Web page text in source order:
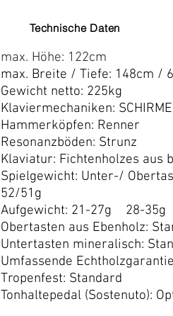
Technische Daten
max. Höhe: 122cm
max. Breite / Tiefe: 148cm /
Gewicht netto: 225kg
Klaviermechaniken:
Hammerköpfen: Renner
Resonanzböden: Strunz
Klaviatur: Fichtenholzes aus
Spielgewicht: Unter-/
52/51g
Aufgewicht: 21-27g 28-35g
Obertasten aus Ebenholz:
Untertasten mineralisch:
Umfassende
Tropenfest: Standard
Tonhaltepedal (Sostenuto):